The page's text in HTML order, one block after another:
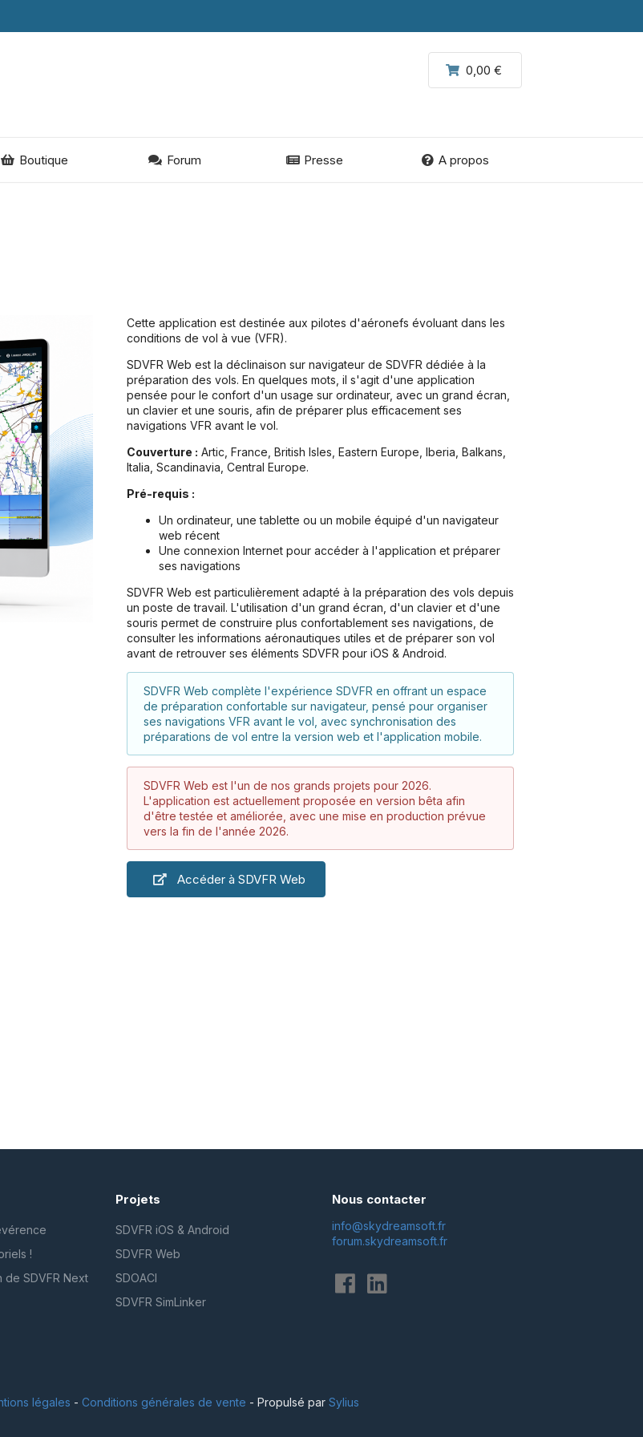
0,00 €
Boutique Forum Presse A propos
Cette application est destinée aux pilotes d'aéronefs évoluant dans les
conditions de vol à vue (VFR).
SDVFR Web est la déclinaison sur navigateur de SDVFR dédiée à la
préparation des vols. En quelques mots, il s'agit d'une application
pensée pour le confort d'un usage sur ordinateur, avec un grand écran,
un clavier et une souris, afin de préparer plus efficacement ses
navigations VFR avant le vol.
Couverture : Artic, France, British Isles, Eastern Europe, Iberia, Balkans,
Italia, Scandinavia, Central Europe.
Pré-requis :
Un ordinateur, une tablette ou un mobile équipé d'un navigateur
web récent
Une connexion Internet pour accéder à l'application et préparer
ses navigations
SDVFR Web est particulièrement adapté à la préparation des vols depuis
un poste de travail. L'utilisation d'un grand écran, d'un clavier et d'une
souris permet de construire plus confortablement ses navigations, de
consulter les informations aéronautiques utiles et de préparer son vol
avant de retrouver ses éléments SDVFR pour iOS & Android.
SDVFR Web complète l'expérience SDVFR en offrant un espace
de préparation confortable sur navigateur, pensé pour organiser
ses navigations VFR avant le vol, avec synchronisation des
préparations de vol entre la version web et l'application mobile.
SDVFR Web est l'un de nos grands projets pour 2026.
L'application est actuellement proposée en version bêta afin
d'être testée et améliorée, avec une mise en production prévue
vers la fin de l'année 2026.
Accéder à SDVFR Web
!
SDVFR Next
Projets
SDVFR iOS & Android
SDVFR Web
SDOACI
SDVFR SimLinker
Nous contacter
info@skydreamsoft.fr
forum.skydreamsoft.fr
légales - Conditions générales de vente - Propulsé par Sylius